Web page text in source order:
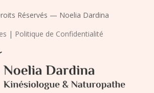
Réservés — Noelia Dardina
| Politique de Confidentialité